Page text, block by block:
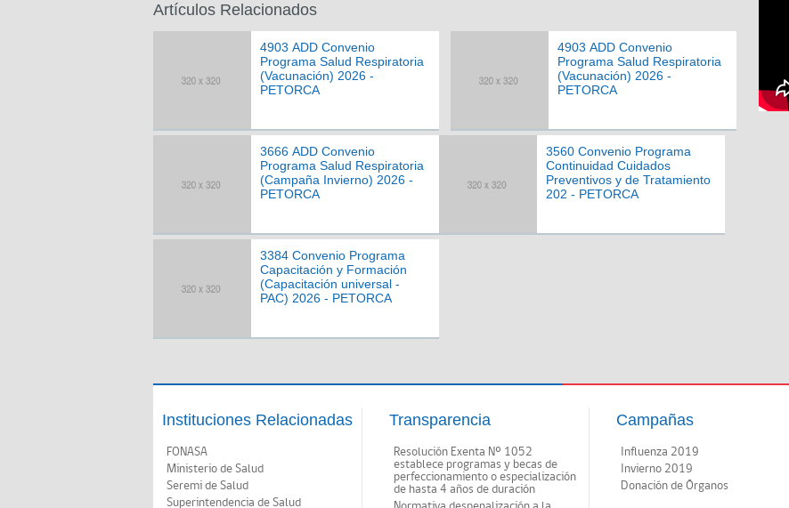
Artículos Relacionados
4903 ADD Convenio
Programa Salud Respiratoria
(Vacunación) 2026 -
PETORCA
4903 ADD Convenio
Programa Salud Respiratoria
(Vacunación) 2026 -
PETORCA
3666 ADD Convenio
Programa Salud Respiratoria
(Campaña Invierno) 2026 -
PETORCA
3560 Convenio Programa
Continuidad Cuidados
Preventivos y de Tratamiento
202 - PETORCA
3384 Convenio Programa
Capacitación y Formación
(Capacitación universal -
PAC) 2026 - PETORCA
Instituciones Relacionadas
FONASA
Ministerio de Salud
Seremi de Salud
Superintendencia de Salud
Transparencia
Resolución Exenta Nº 1052
establece programas y becas de
perfeccionamiento o especialización
de hasta 4 años de duración
Campañas
Influenza 2019
Invierno 2019
Donación de Órganos